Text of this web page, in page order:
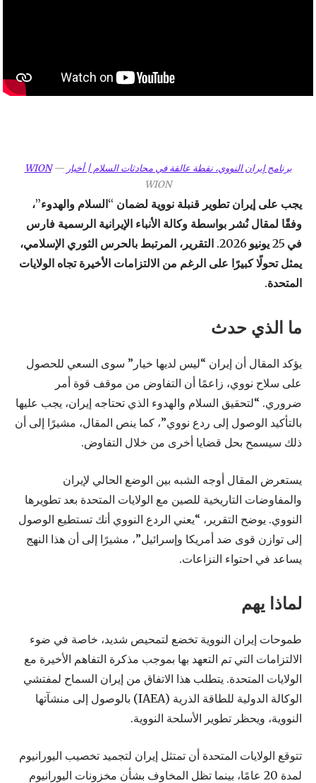
برنامج إيران النووي، نقطة عالقة في محادثات السلام | أخبار WION—
WION
يجب على إيران تطوير قنبلة نووية لضمان “السلام والهدوء”،
وفقًا لمقال نُشر بواسطة وكالة الأنباء الإيرانية الرسمية فارس
في 25 يونيو 2026. التقرير، المرتبط بالحرس الثوري الإسلامي،
يمثل تحولًا كبيرًا على الرغم من الالتزامات الأخيرة تجاه الولايات
المتحدة.
ما الذي حدث
يؤكد المقال أن إيران “ليس لديها خيار” سوى السعي للحصول
على سلاح نووي، زاعمًا أن التفاوض من موقف قوة أمر
ضروري. “لتحقيق السلام والهدوء الذي تحتاجه إيران، يجب عليها
بالتأكيد الوصول إلى ردع نووي”، كما ينص المقال، مشيرًا إلى أن
ذلك سيسمح بحل قضايا أخرى من خلال التفاوض.
يستعرض المقال أوجه الشبه بين الوضع الحالي لإيران
والمفاوضات التاريخية للصين مع الولايات المتحدة بعد تطويرها
النووي. يوضح التقرير، “يعني الردع النووي أنك تستطيع الوصول
إلى توازن قوى ضد أمريكا وإسرائيل”، مشيرًا إلى أن هذا النهج
يساعد في احتواء النزاعات.
لماذا يهم
طموحات إيران النووية تخضع لتمحيص شديد، خاصة في ضوء
الالتزامات التي تم التعهد بها بموجب مذكرة التفاهم الأخيرة مع
الولايات المتحدة. يتطلب هذا الاتفاق من إيران السماح لمفتشي
الوكالة الدولية للطاقة الذرية (IAEA) بالوصول إلى منشآتها
النووية، ويحظر تطوير الأسلحة النووية.
تتوقع الولايات المتحدة أن تمتثل إيران لتجميد تخصيب اليورانيوم
لمدة 20 عامًا، بينما تظل المخاوف بشأن مخزونات اليورانيوم